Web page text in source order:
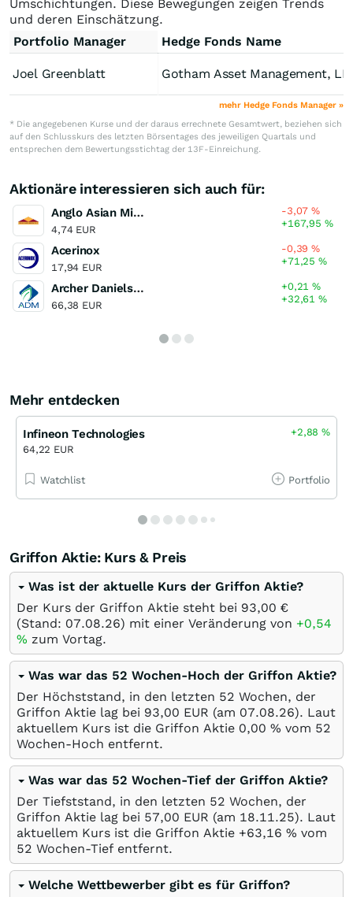
Umschichtungen. Diese Bewegungen zeigen Trends
und deren Einschätzung.
Portfolio Manager
Hedge Fonds Name
Joel Greenblatt Gotham Asset Management,
mehr Hedge Fonds Manager »
* Die angegebenen Kurse und der daraus errechnete Gesamtwert, beziehen sich
auf den Schlusskurs des letzten Börsentages des jeweiligen Quartals und
entsprechen dem Bewertungsstichtag der 13F-Einreichung.
Aktionäre interessieren sich auch für:
Anglo Asian Mining
4,74 EUR
-3,07%
+167,95 %
Acerinox
17,94 EUR
-0,39%
+71,25%
Archer Daniels Midland Company
66,38 EUR
+0,21%
+32,61%
Mehr entdecken
Infineon Technologies
64,22 EUR
+2,88%
Watchlist Portfolio
Griffon Aktie: Kurs & Preis
Was ist der aktuelle Kurs der Griffon Aktie?
Der Kurs der Griffon Aktie steht bei 93,00 €
(Stand: 07.08.26) mit einer Veränderung von +0,54
% zum Vortag.
Was war das 52 Wochen-Hoch der Griffon Aktie?
Der Höchststand, in den letzten 52 Wochen, der
Griffon Aktie lag bei 93,00 EUR (am 07.08.26). Laut
aktuellem Kurs ist die Griffon Aktie 0,00 % vom 52
Wochen-Hoch entfernt.
Was war das 52 Wochen-Tief der Griffon Aktie?
Der Tiefststand, in den letzten 52 Wochen, der
Griffon Aktie lag bei 57,00 EUR (am 18.11.25). Laut
aktuellem Kurs ist die Griffon Aktie +63,16 % vom
52 Wochen-Tief entfernt.
Welche Wettbewerber gibt es für Griffon?